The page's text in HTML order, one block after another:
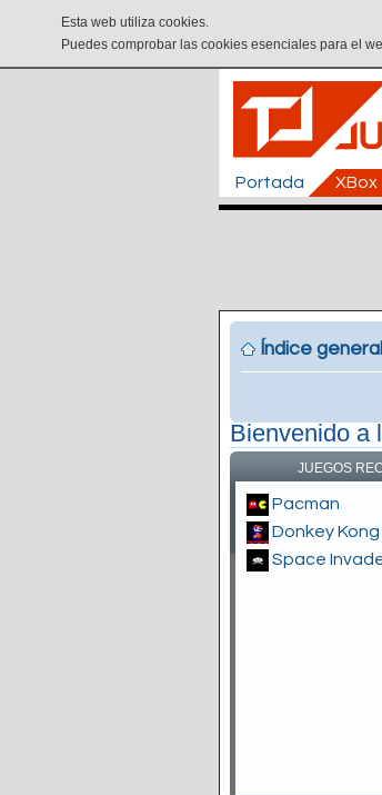
Esta web utiliza cookies.
Puedes comprobar las cookies esenciales para el
Portada XBox
Índice general
Bienvenido a
JUEGOS
Pacman
Donkey Kong
Space